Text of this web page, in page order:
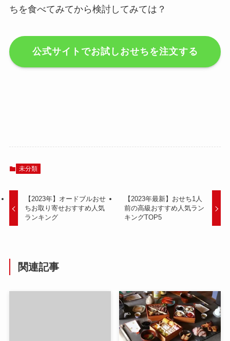
ちを食べてみてから検討してみては？
公式サイトでお試しおせちを注文する
未分類
【2023年】オードブルおせ
ちお取り寄せおすすめ人気
ランキング
【2023年最新】おせち1人
前の高級おすすめ人気ラン
キングTOP5
関連記事